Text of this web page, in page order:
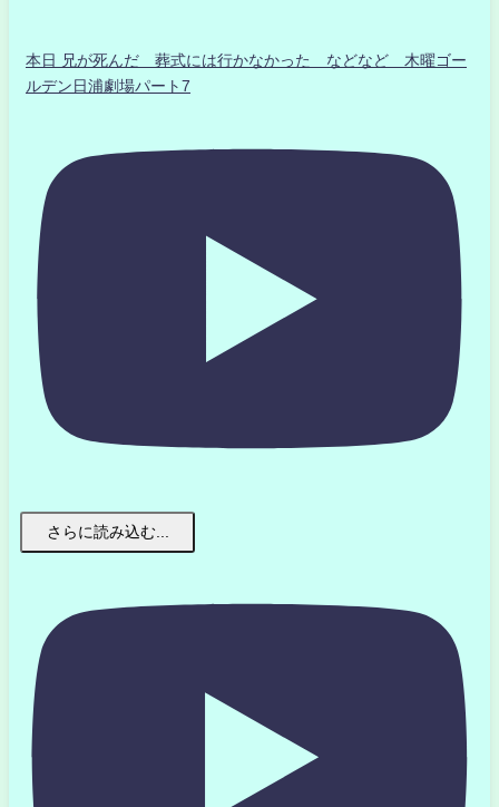
本日 兄が死んだ 葬式には行かなかった などなど 木曜ゴー
ルデン日浦劇場パート7
さらに読み込む...